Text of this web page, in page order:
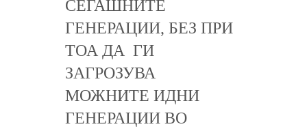
СЕГАШНИТЕ
ГЕНЕРАЦИИ, БЕЗ ПРИ
ТОА ДА ГИ
ЗАГРОЗУВА
МОЖНИТЕ ИДНИ
ГЕНЕРАЦИИ ВО